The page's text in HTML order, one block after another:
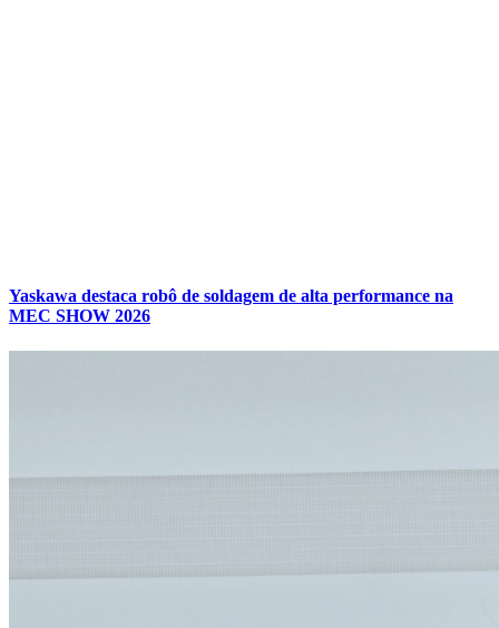
Yaskawa destaca robô de soldagem de alta performance na
MEC SHOW 2026